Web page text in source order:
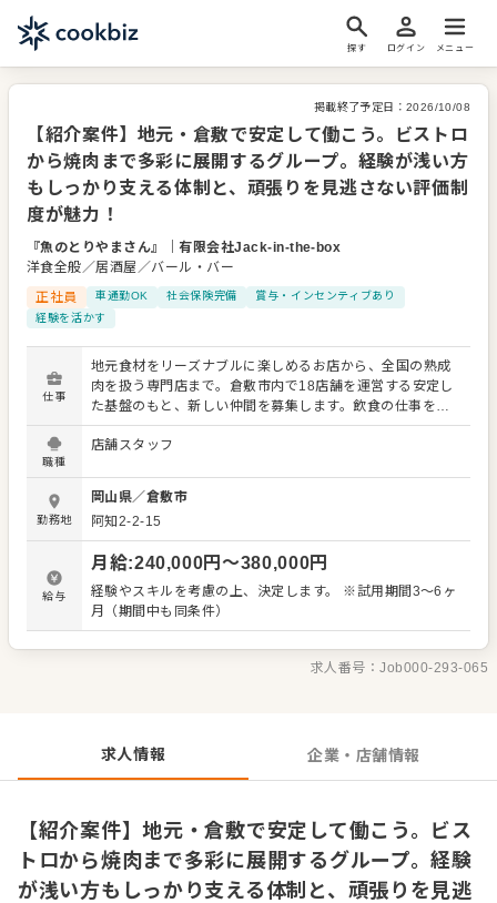
探す ログイン メニュー
掲載終了予定日： 2026/10/08
【紹介案件】地元・倉敷で安定して働こう。ビストロ
から焼肉まで多彩に展開するグループ。経験が浅い方
もしっかり支える体制と、頑張りを見逃さない評価制
度が魅力！
『魚のとりやまさん』 ｜有限会社Jack-in-the-box
洋食全般／居酒屋／バール・バー
正社員
車通勤OK 社会保険完備
賞与・インセンティブあり
経験を活かす
仕事
地元食材をリーズナブルに楽しめるお店から、全国の熟成
肉を扱う専門店まで。倉敷市内で18店舗を運営する安定し
た基盤のもと、新しい仲間を募集します。飲食の仕事を通
じて、働く喜びを感じてほしい。そんな想いから、一人ひ
とりに寄り添った環境を整えています。 【募集職種：調
ト ・経験を積んだ後は、こだわりのオリジナル調理にも挑
戦 ・お客様の「気配」を察した、心配りのあるおもてなし
基本方針は「失敗を恐れず、自由にやってみること」。あ
なたの意見を否定することはありません。現場で気づいた
アイデアはどんどん取り入れていく方針です。 【充実の待
遇・制度】 ・各種手当や賞与（寸志）で日々の努力を還元
・個々のスキルに合わせた丁寧なステップアップ支援 ・将
スタッフも、多くが未経験からのスタートでした。まずは
笑顔でお客様をお迎えすることから始めましょう。飲食業
職種
店舗スタッフ
勤務地
岡山県／倉敷市
阿知2-2-15
給与
月給:240,000円〜380,000円
経験やスキルを考慮の上、決定します。 ※試用期間3～6ヶ
月（期間中も同条件）
求人番号：Job000-293-065
求人情報 企業・店舗情報
【紹介案件】地元・倉敷で安定して働こう。ビス
トロから焼肉まで多彩に展開するグループ。経験
が浅い方もしっかり支える体制と、頑張りを見逃